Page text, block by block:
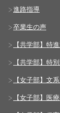
進路指導
卒業生の声
【共学部】特
【共学部】特
【女子部】文
【女子部】医